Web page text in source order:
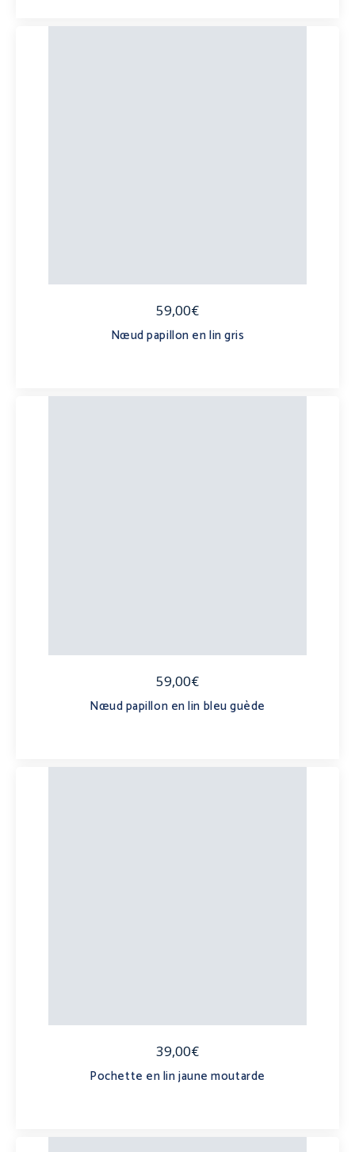
59,00€
Nœud papillon en lin gris
59,00€
Nœud papillon en lin bleu guède
39,00€
Pochette en lin jaune moutarde